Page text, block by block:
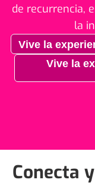
de recurrencia,
la
Vive la
Vive la
Conecta